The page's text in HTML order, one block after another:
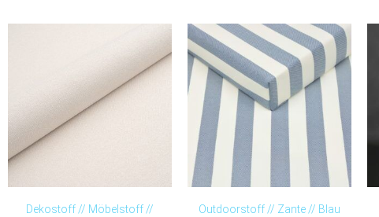
Dekostoff // Möbelstoff //
Outdoorstoff // Zante // Blau